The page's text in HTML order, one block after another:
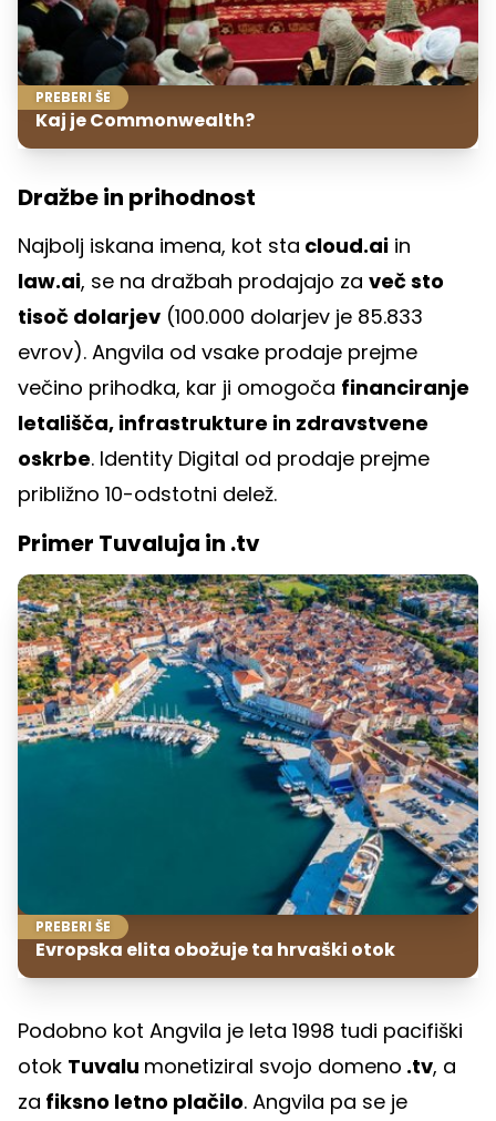
PREBERI ŠE
Kaj je Commonwealth?
Dražbe in prihodnost
Najbolj iskana imena, kot sta cloud.ai in
law.ai, se na dražbah prodajajo za več sto
tisoč dolarjev (100.000 dolarjev je 85.833
evrov). Angvila od vsake prodaje prejme
večino prihodka, kar ji omogoča financiranje
letališča, infrastrukture in zdravstvene
oskrbe. Identity Digital od prodaje prejme
približno 10-odstotni delež.
Primer Tuvaluja in .tv
PREBERI ŠE
Evropska elita obožuje ta hrvaški otok
Podobno kot Angvila je leta 1998 tudi pacifiški
otok Tuvalu monetiziral svojo domeno .tv, a
za fiksno letno plačilo. Angvila pa se je